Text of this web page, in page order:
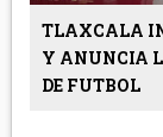
TLAXCALA
Y ANUNCIA
DE FUTBOL